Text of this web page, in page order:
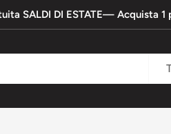
SALDI DI ESTATE— Acquista